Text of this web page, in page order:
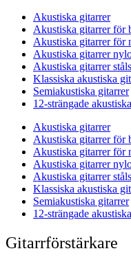
Akustiska gitarrer
Akustiska gitarrer för
Akustiska gitarrer för
Akustiska gitarrer
Akustiska gitarrer
Klassiska akustiska
Semiakustiska gitarrer
12-strängade
Akustiska gitarrer
Akustiska gitarrer för
Akustiska gitarrer för
Akustiska gitarrer
Akustiska gitarrer
Klassiska akustiska
Semiakustiska gitarrer
12-strängade
Gitarrförstärkare